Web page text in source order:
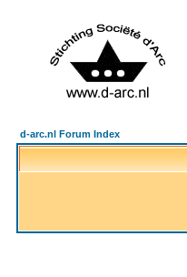
d-arc.nl Forum Index